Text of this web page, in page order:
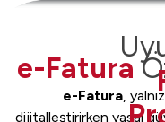
e-Fatura
e-Fatura,
dijitalleştirirken yasal